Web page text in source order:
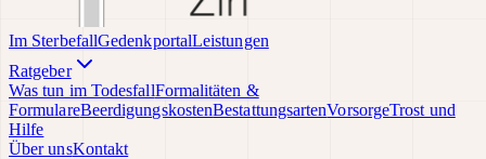
Im SterbefallGedenkportalLeistungen
Ratgeber
Was tun im TodesfallFormalitäten &
FormulareBeerdigungskostenBestattungsartenVorsorgeTrost und
Hilfe
Über unsKontakt